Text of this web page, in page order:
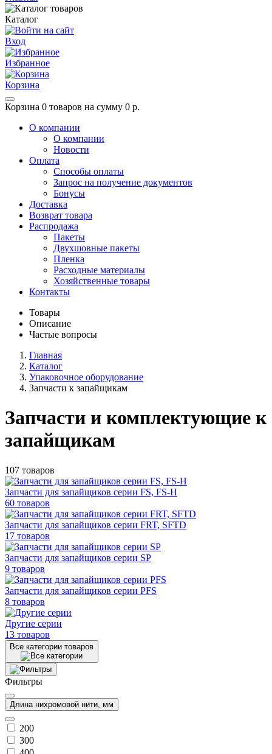
Каталог
Вход
Избранное
Корзина
Корзина 0 товаров на сумму 0 р.
О компании
О компании
Новости
Оплата
Способы оплаты
Запрос на получение документов
Бонусы
Доставка
Возврат товара
Распродажа
Пакеты
Двухшовные пакеты
Пленка
Расходные материалы
Хозяйственные товары
Контакты
Товары
Описание
Частые вопросы
Главная
Каталог
Упаковочное оборудование
Запчасти к запайщикам
Запчасти и комплектующие к
запайщикам
107 товаров
Запчасти для запайщиков серии FS, FS-H
60 товаров
Запчасти для запайщиков серии FRT, SFTD
17 товаров
Запчасти для запайщиков серии SP
9 товаров
Запчасти для запайщиков серии PFS
8 товаров
Другие серии
13 товаров
Все категории товаров
Фильтры
Длина нихромовой нити, мм
200
300